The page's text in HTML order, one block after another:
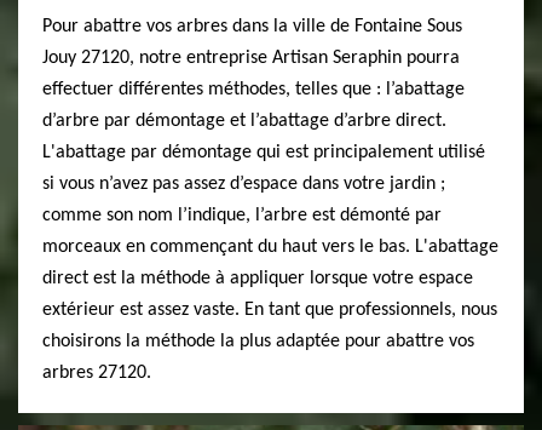
Pour abattre vos arbres dans la ville de Fontaine Sous
Jouy 27120, notre entreprise Artisan Seraphin pourra
effectuer différentes méthodes, telles que : l’abattage
d’arbre par démontage et l’abattage d’arbre direct.
L'abattage par démontage qui est principalement utilisé
si vous n’avez pas assez d’espace dans votre jardin ;
comme son nom l’indique, l’arbre est démonté par
morceaux en commençant du haut vers le bas. L'abattage
direct est la méthode à appliquer lorsque votre espace
extérieur est assez vaste. En tant que professionnels, nous
choisirons la méthode la plus adaptée pour abattre vos
arbres 27120.